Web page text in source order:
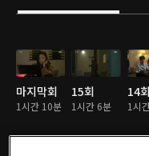
마지막회
1시간 10분
15회
1시간 6분
14회
1시